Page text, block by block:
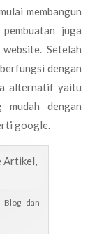
membangun
juga
Setelah
dengan
alternatif yaitu
dengan
google.
Blog dan